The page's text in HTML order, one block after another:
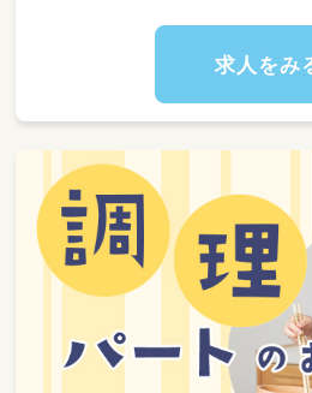
求人をみ